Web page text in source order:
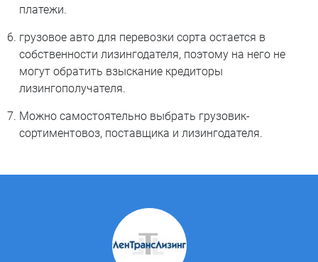
платежи.
грузовое авто для перевозки сорта остается в
собственности лизингодателя, поэтому на него не
могут обратить взыскание кредиторы
лизингополучателя.
Можно самостоятельно выбрать грузовик-
сортиментовоз, поставщика и лизингодателя.